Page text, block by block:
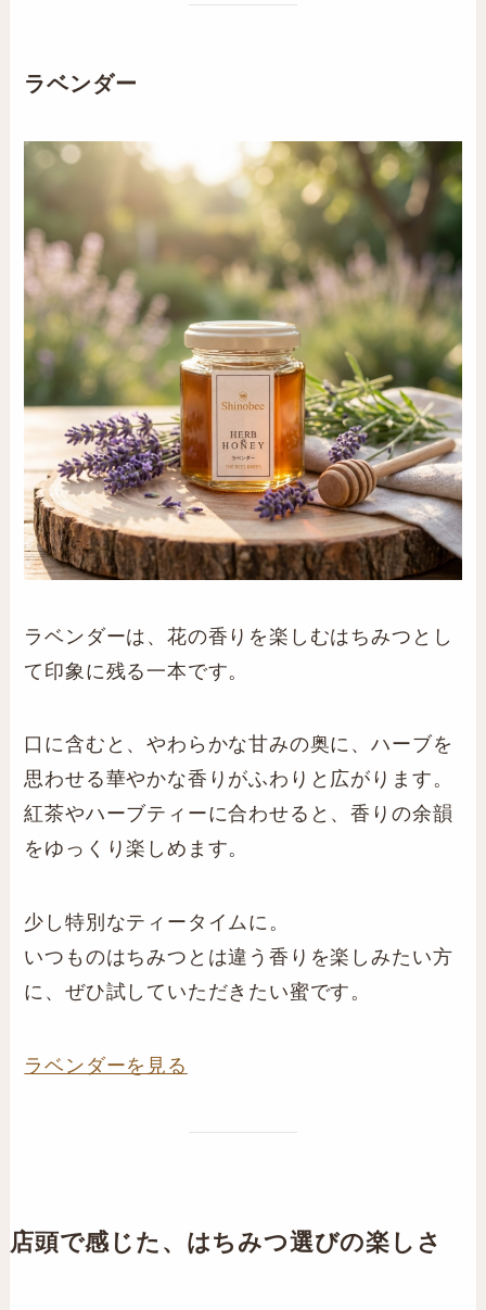
ラベンダー
ラベンダーは、花の香りを楽しむはちみつとし
て印象に残る一本です。
口に含むと、やわらかな甘みの奥に、ハーブを
思わせる華やかな香りがふわりと広がります。
紅茶やハーブティーに合わせると、香りの余韻
をゆっくり楽しめます。
少し特別なティータイムに。
いつものはちみつとは違う香りを楽しみたい方
に、ぜひ試していただきたい蜜です。
ラベンダーを見る
店頭で感じた、はちみつ選びの楽しさ